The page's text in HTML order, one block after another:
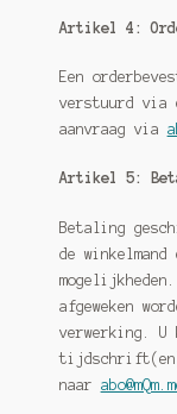
Artikel 4:
Een
verstuurd via
aanvraag via
Artikel 5:
Betaling
de winkelmand
afgeweken
verwerking. U
tijdschrift(en)
naar